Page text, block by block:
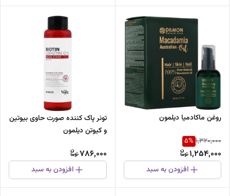
روغن ماکادمیا دیلمون
1,320,000
5%
1,254,000
افزودن به سبد
تونر پاک کننده صورت حاوی بیوتین
و کیوتن دیلمون
786,000
افزودن به سبد